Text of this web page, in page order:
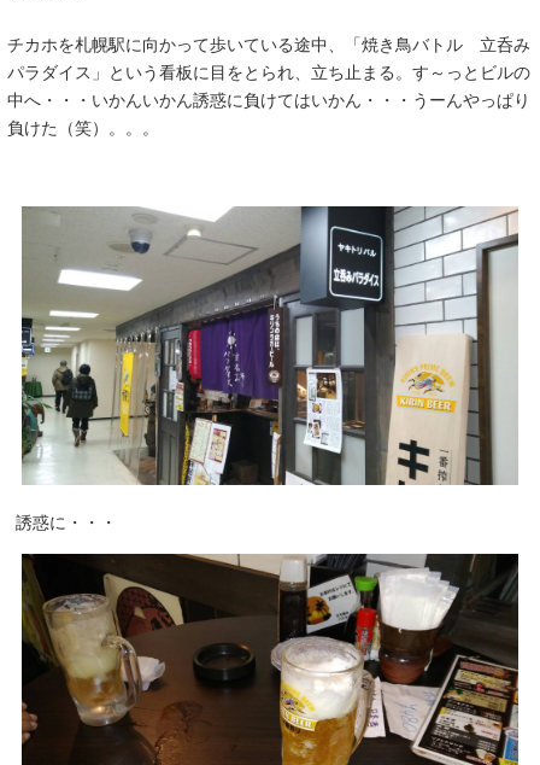
チカホを札幌駅に向かって歩いている途中、「焼き鳥バトル 立呑み
パラダイス」という看板に目をとられ、立ち止まる。す～っとビルの
中へ・・・いかんいかん誘惑に負けてはいかん・・・うーんやっぱり
負けた（笑）。。。
誘惑に・・・